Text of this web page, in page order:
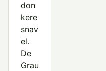
don
kere
snav
el.
De
Grau